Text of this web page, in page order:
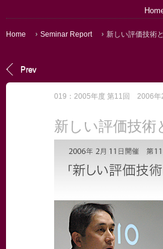
Home Seminar Report 新しい評価技術
Prev
019：2005年度 第11回 2006年
新しい評価技術